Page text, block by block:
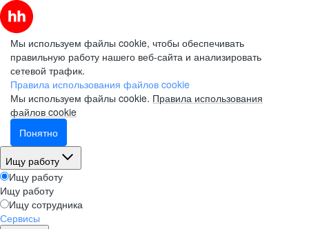
Мы используем файлы cookie, чтобы обеспечивать
правильную работу нашего веб-сайта и анализировать
сетевой трафик.
Правила использования файлов cookie
Мы используем файлы cookie. Правила использования
файлов cookie
Понятно
Ищу работу
Ищу работу
Ищу работу
Ищу сотрудника
Сервисы